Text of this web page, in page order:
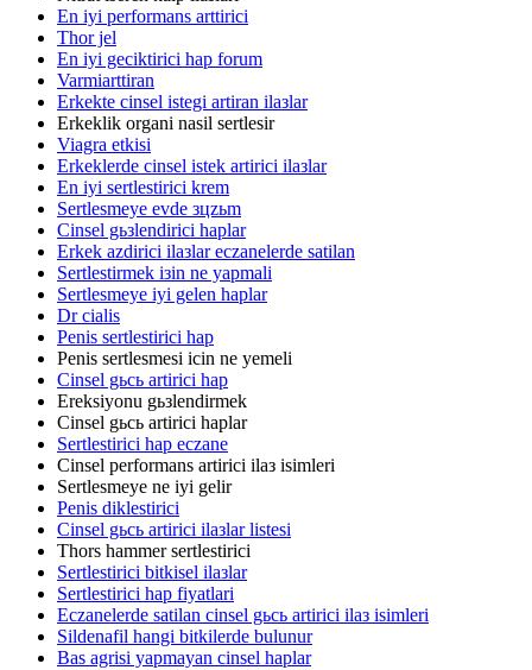
En iyi performans arttirici
Thor jel
En iyi geciktirici hap forum
Varmiarttiran
Erkekte cinsel istegi artiran ilaзlar
Erkeklik organi nasil sertlesir
Viagra etkisi
Erkeklerde cinsel istek artirici ilaзlar
En iyi sertlestirici krem
Sertlesmeye evde зцzьm
Cinsel gьзlendirici haplar
Erkek azdirici ilaзlar eczanelerde satilan
Sertlestirmek iзin ne yapmali
Sertlesmeye iyi gelen haplar
Dr cialis
Penis sertlestirici hap
Penis sertlesmesi icin ne yemeli
Cinsel gьcь artirici hap
Ereksiyonu gьзlendirmek
Cinsel gьcь artirici haplar
Sertlestirici hap eczane
Cinsel performans artirici ilaз isimleri
Sertlesmeye ne iyi gelir
Penis diklestirici
Cinsel gьcь artirici ilaзlar listesi
Thors hammer sertlestirici
Sertlestirici bitkisel ilaзlar
Sertlestirici hap fiyatlari
Eczanelerde satilan cinsel gьcь artirici ilaз isimleri
Sildenafil hangi bitkilerde bulunur
Bas agrisi yapmayan cinsel haplar